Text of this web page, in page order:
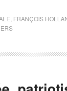
FRANÇOIS